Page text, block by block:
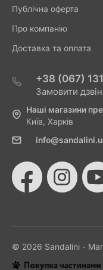
Публічна оферта
Про компанію
Доставка та оплата
+38 (067)
Замовити
Наші магазини
Київ, Харків
© 2026 Sandalini -